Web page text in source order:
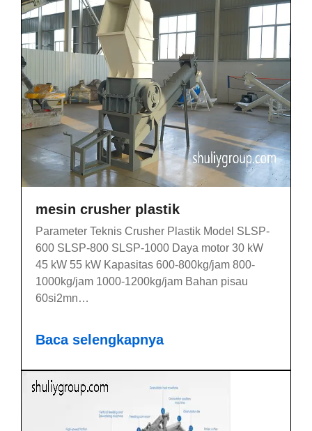
mesin crusher plastik
Parameter Teknis Crusher Plastik Model SLSP-
600 SLSP-800 SLSP-1000 Daya motor 30 kW
45 kW 55 kW Kapasitas 600-800kg/jam 800-
1000kg/jam 1000-1200kg/jam Bahan pisau
60si2mn…
Baca selengkapnya